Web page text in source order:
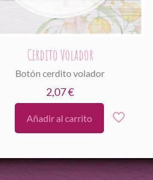
Cerdito Volador
Botón cerdito volador
2,07€
Añadir al carrito